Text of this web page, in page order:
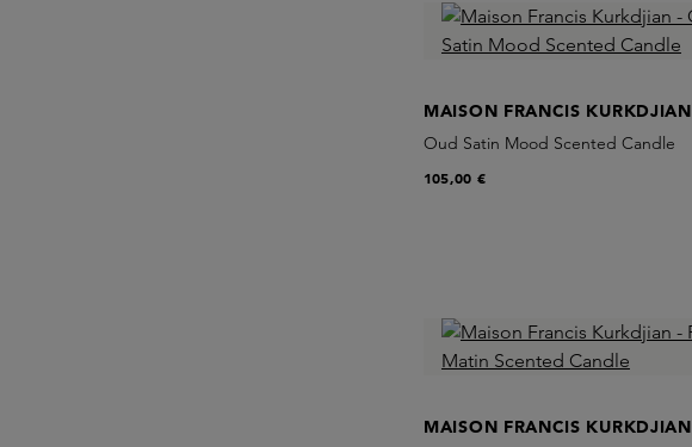
MAISON FRANCIS KURKDJIAN
Oud Satin Mood Scented Candle
105,00 €
MAISON FRANCIS KURKDJIAN